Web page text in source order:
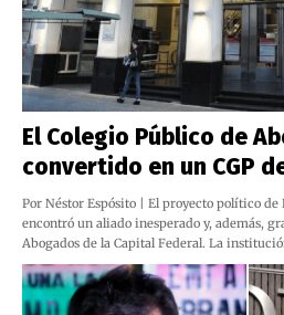
El Colegio Público de
convertido en un CGP
Por Néstor Espósito | El proyecto político
encontró un aliado inesperado y, además,
Abogados de la Capital Federal. La